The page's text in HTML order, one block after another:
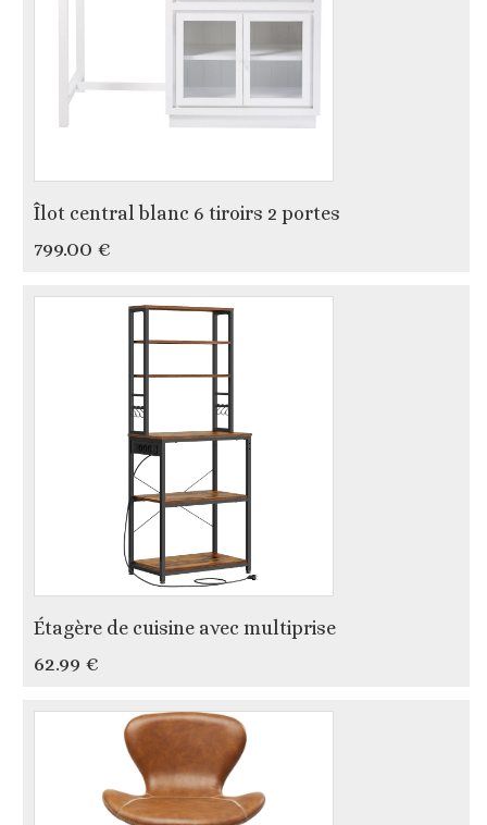
Îlot central blanc 6 tiroirs 2 portes
799.00 €
Étagère de cuisine avec multiprise
62.99 €